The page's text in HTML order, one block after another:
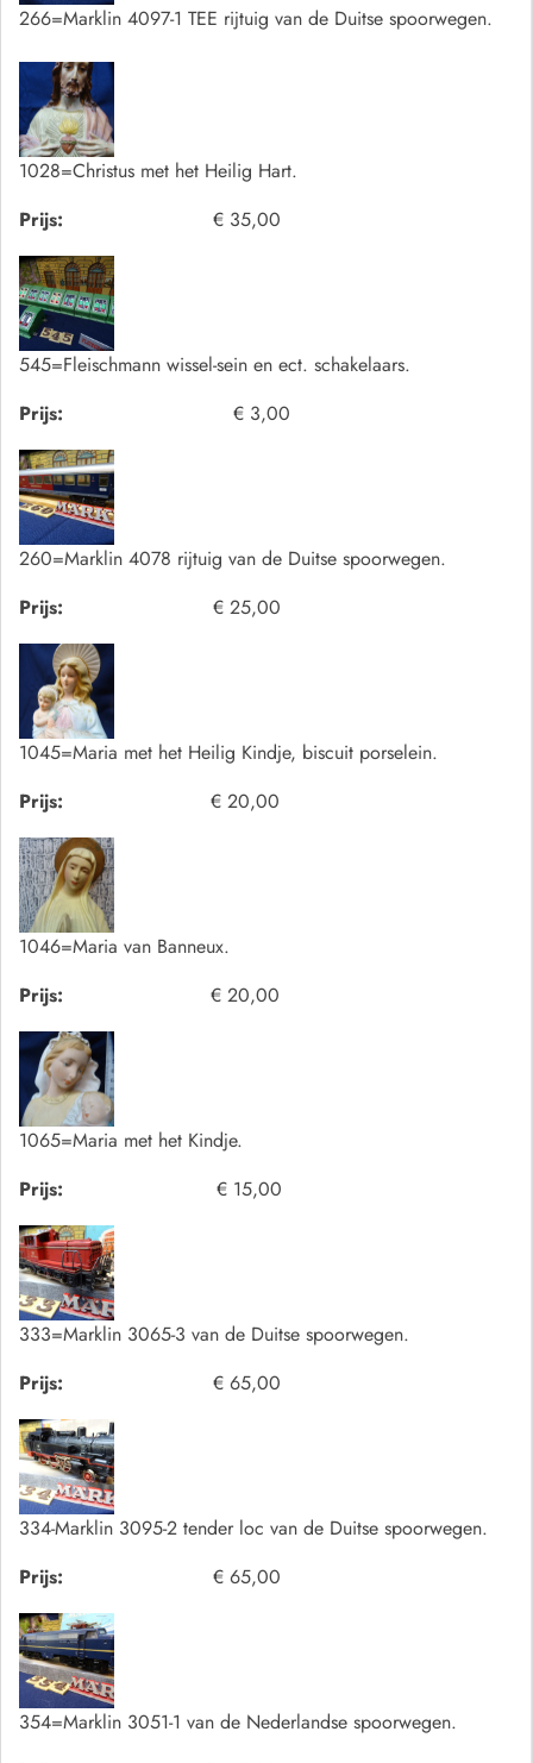
266=Marklin 4097-1 TEE rijtuig van de Duitse spoorwegen.
1028=Christus met het Heilig Hart.
Prijs:
€ 35,00
545=Fleischmann wissel-sein en ect. schakelaars.
Prijs:
€ 3,00
260=Marklin 4078 rijtuig van de Duitse spoorwegen.
Prijs:
€ 25,00
1045=Maria met het Heilig Kindje, biscuit porselein.
Prijs:
€ 20,00
1046=Maria van Banneux.
Prijs:
€ 20,00
1065=Maria met het Kindje.
Prijs:
€ 15,00
333=Marklin 3065-3 van de Duitse spoorwegen.
Prijs:
€ 65,00
334-Marklin 3095-2 tender loc van de Duitse spoorwegen.
Prijs:
€ 65,00
354=Marklin 3051-1 van de Nederlandse spoorwegen.